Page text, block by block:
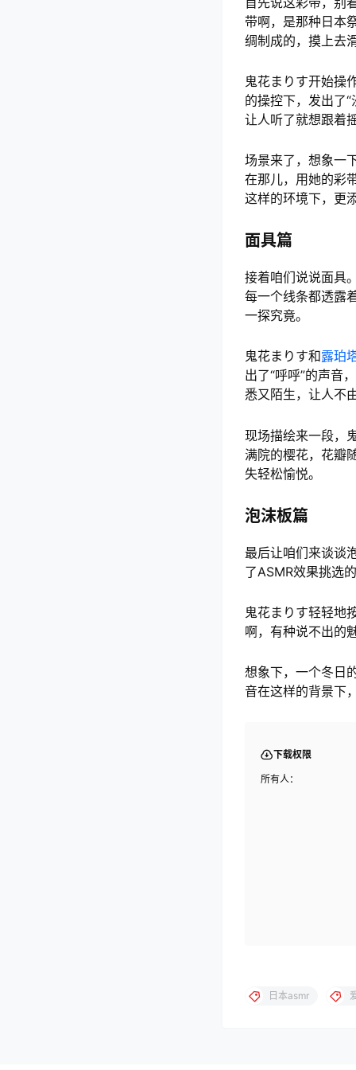
带啊，是那种日本
绸制成的，摸上去
鬼花まりす开始操
的操控下，发出了
让人听了就想跟着
场景来了，想象一
在那儿，用她的彩
这样的环境下，更
面具篇
接着咱们说说面具
每一个线条都透露
一探究竟。
鬼花まりす和露珀
出了“呼呼”的声音
悉又陌生，让人不
现场描绘来一段，
满院的樱花，花瓣
失轻松愉悦。
泡沫板篇
最后让咱们来谈谈
了ASMR效果挑选
鬼花まりす轻轻地
啊，有种说不出的
想象下，一个冬日
音在这样的背景下
下载权限
所有人：
日本asmr